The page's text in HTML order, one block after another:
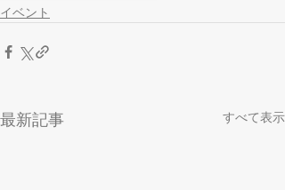
イベント
最新記事 すべて表示